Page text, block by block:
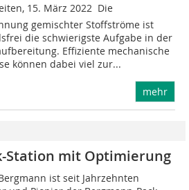
15. März 2022  Die
gemischter Stoffströme ist
die schwierigste Aufgabe in der
Effiziente mechanische
können dabei viel zur...
mehr
Station mit Optimierung
ist seit Jahrzehnten